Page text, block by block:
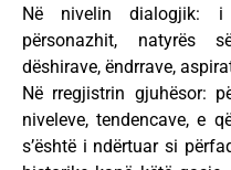
Në nivelin dialogjik: i
përsonazhit, natyrës
dëshirave, ëndrrave,
Në rregjistrin gjuhësor:
niveleve, tendencave, e
s’është i ndërtuar si